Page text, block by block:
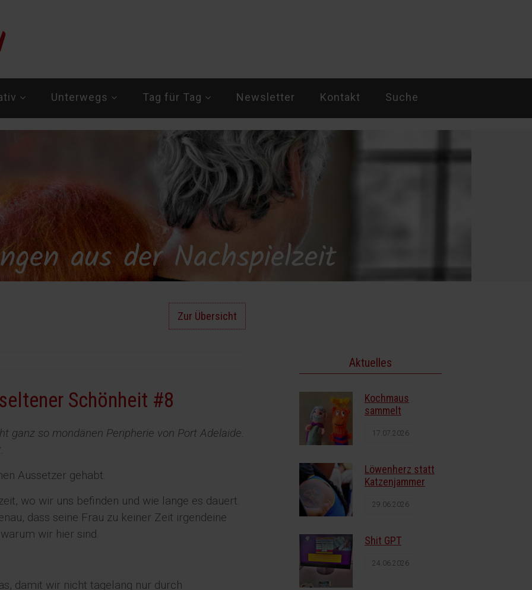
Unterwegs Tag für Tag Newsletter Kontakt Suche
Zur Übersicht
Schönheit #8
ganz so mondänen Peripherie von Port Adelaide.
Aussetzer gehabt.
wo wir uns befinden und wie lange es dauert.
dass seine Frau zu keiner Zeit irgendeine
wir hier sind.
damit wir nicht tagelang nur durch
Aktuelles
Kochmaus
sammelt
17.07.2026
Löwenherz statt
Katzenjammer
29.06.2026
Shit GPT
24.06.2026